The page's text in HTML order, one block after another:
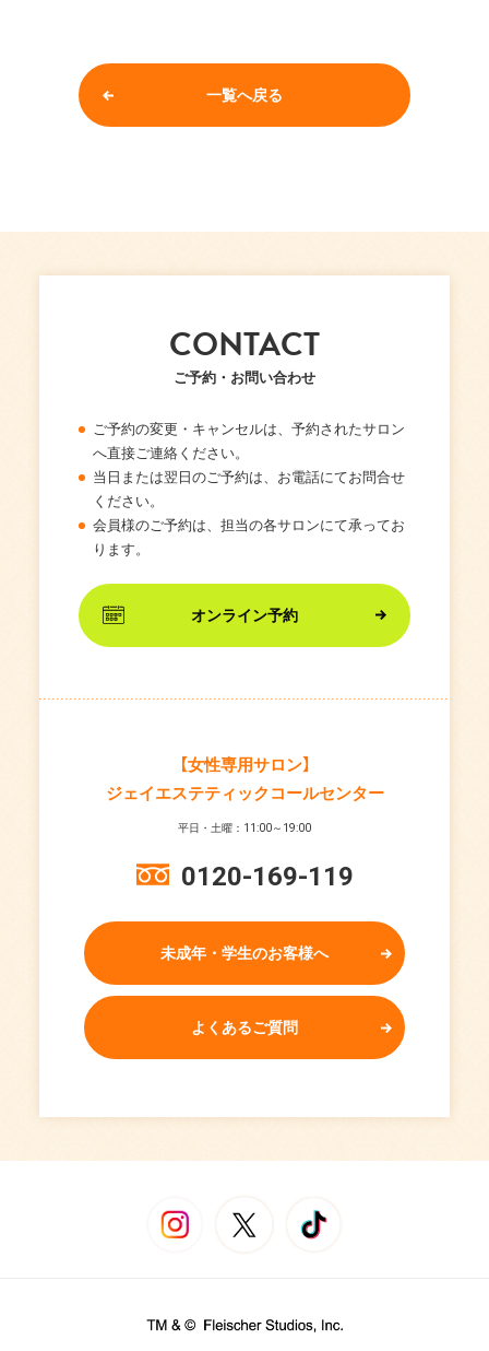
一覧へ戻る
CONTACT
ご予約・お問い合わせ
ご予約の変更・キャンセルは、予約されたサロン
へ直接ご連絡ください。
当日または翌日のご予約は、お電話にてお問合せ
ください。
会員様のご予約は、担当の各サロンにて承ってお
ります。
オンライン予約
【女性専用サロン】
ジェイエステティックコールセンター
平日・土曜：11:00～19:00
0120-169-119
未成年・学生のお客様へ
よくあるご質問